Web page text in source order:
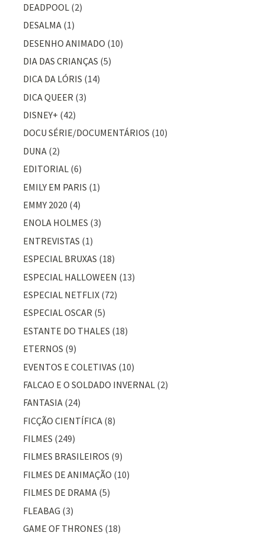
DEADPOOL (2)
DESALMA (1)
DESENHO ANIMADO (10)
DIA DAS CRIANÇAS (5)
DICA DA LÓRIS (14)
DICA QUEER (3)
DISNEY+ (42)
DOCU SÉRIE/DOCUMENTÁRIOS (10)
DUNA (2)
EDITORIAL (6)
EMILY EM PARIS (1)
EMMY 2020 (4)
ENOLA HOLMES (3)
ENTREVISTAS (1)
ESPECIAL BRUXAS (18)
ESPECIAL HALLOWEEN (13)
ESPECIAL NETFLIX (72)
ESPECIAL OSCAR (5)
ESTANTE DO THALES (18)
ETERNOS (9)
EVENTOS E COLETIVAS (10)
FALCAO E O SOLDADO INVERNAL (2)
FANTASIA (24)
FICÇÃO CIENTÍFICA (8)
FILMES (249)
FILMES BRASILEIROS (9)
FILMES DE ANIMAÇÃO (10)
FILMES DE DRAMA (5)
FLEABAG (3)
GAME OF THRONES (18)